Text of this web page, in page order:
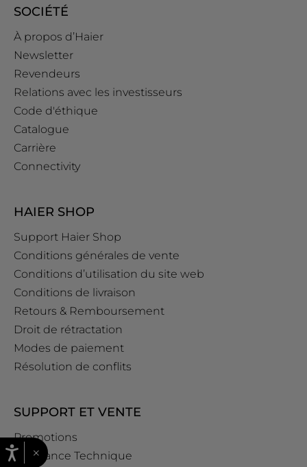
SOCIÉTÉ
À propos d’Haier
Newsletter
Revendeurs
Relations avec les investisseurs
Code d'éthique
Catalogue
Carrière
Connectivity
HAIER SHOP
Support Haier Shop
Conditions générales de vente
Conditions d’utilisation du site web
Conditions de livraison
Retours & Remboursement
Droit de rétractation
Modes de paiement
Résolution de conflits
SUPPORT ET VENTE
Promotions
Assistance Technique
×